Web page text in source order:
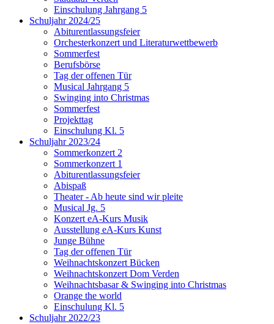
Einschulung Jahrgang 5
Schuljahr 2024/25
Abiturentlassungsfeier
Orchesterkonzert und Literaturwettbewerb
Sommerfest
Berufsbörse
Tag der offenen Tür
Musical Jahrgang 5
Swinging into Christmas
Sommerfest
Projekttag
Einschulung Kl. 5
Schuljahr 2023/24
Sommerkonzert 2
Sommerkonzert 1
Abiturentlassungsfeier
Abispaß
Theater - Ab heute sind wir pleite
Musical Jg. 5
Konzert eA-Kurs Musik
Ausstellung eA-Kurs Kunst
Junge Bühne
Tag der offenen Tür
Weihnachtskonzert Bücken
Weihnachtskonzert Dom Verden
Weihnachtsbasar & Swinging into Christmas
Orange the world
Einschulung Kl. 5
Schuljahr 2022/23